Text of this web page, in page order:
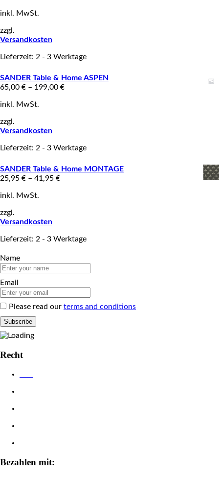
inkl. MwSt.
zzgl.
Versandkosten
Lieferzeit: 2 - 3 Werktage
SANDER Table & Home ASPEN
65,00 € – 199,00 €
inkl. MwSt.
zzgl.
Versandkosten
Lieferzeit: 2 - 3 Werktage
SANDER Table & Home MONTAGE
25,95 € – 41,95 €
inkl. MwSt.
zzgl.
Versandkosten
Lieferzeit: 2 - 3 Werktage
Name
Email
Please read our terms and conditions
Recht
Bezahlen mit: